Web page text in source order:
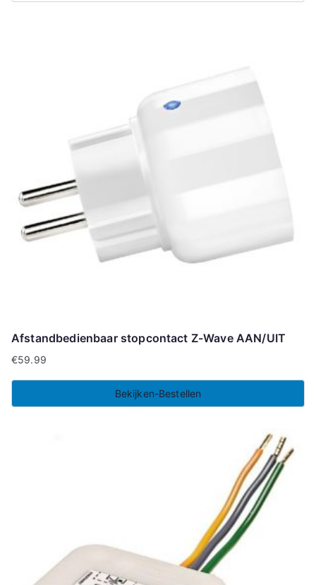
Afstandbedienbaar stopcontact Z-Wave AAN/UIT
€59.99
Bekijken-Bestellen